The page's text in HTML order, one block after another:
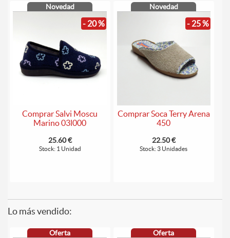
Novedad
- 20 %
Comprar Salvi Moscu
Marino 03l000
25.60 €
Stock: 1 Unidad
Novedad
- 25 %
Comprar Soca Terry Arena
450
22.50 €
Stock: 3 Unidades
Lo más vendido:
Oferta Oferta